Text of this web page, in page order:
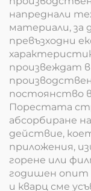
напреднали
материали, за
превъзходни
произвеждат
постоянство
Порестата
абсорбиране
действие,
приложения,
горене или
годишен опит
и кварц сме